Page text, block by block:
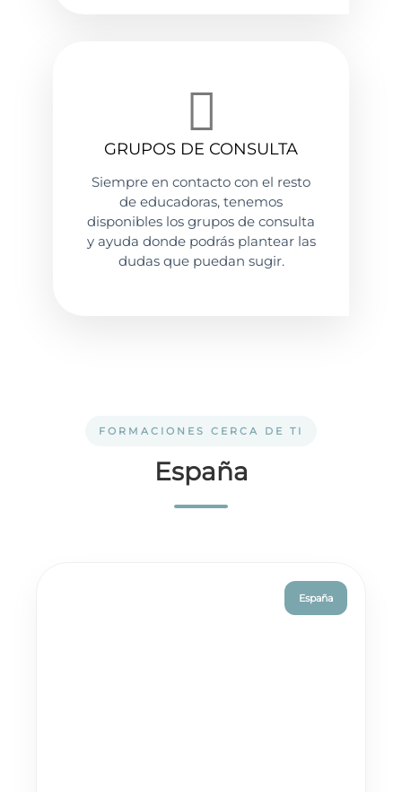
GRUPOS DE CONSULTA
Siempre en contacto con el resto
de educadoras, tenemos
disponibles los grupos de consulta
y ayuda donde podrás plantear las
dudas que puedan sugir.
FORMACIONES CERCA DE TI
España
España